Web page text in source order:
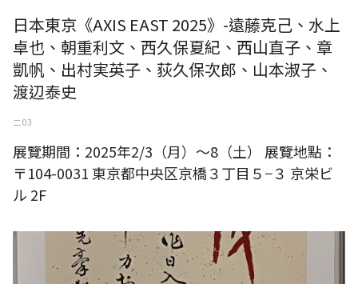
日本東京《AXIS EAST 2025》-遠藤克己、水上
卓也、朝重利文、西久保夏紀、西山直子、章
凱帆、出村実英子、荻久保次郎、山本淑子、
渡辺泰史
二 03
展覽期間：2025年2/3（月）～8（土） 展覽地點：
〒104-0031 東京都中央区京橋３丁目５−３ 京栄ビ
ル 2F